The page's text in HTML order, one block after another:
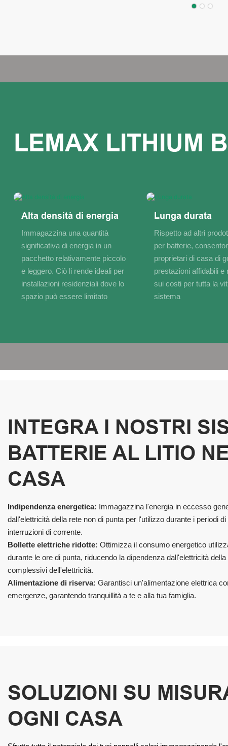
Alta densità di energia
Immagazzina una quantità
significativa di energia in un
pacchetto relativamente piccolo
e leggero. Ciò li rende ideali per
installazioni residenziali dove lo
spazio può essere limitato
Lunga durata
Rispetto ad altri
per batterie,
proprietari di casa di
prestazioni affidabili e
sui costi per tutta la
sistema
INTEGRA I NOSTRI
BATTERIE AL LITIO
CASA
Indipendenza energetica: Immagazzina l'energia in eccesso
dall'elettricità della rete non di punta per l'utilizzo durante i periodi
interruzioni di corrente.
Bollette elettriche ridotte: Ottimizza il consumo energetico
durante le ore di punta, riducendo la dipendenza dall'elettricità
complessivi dell'elettricità.
Alimentazione di riserva: Garantisci un'alimentazione elettrica
emergenze, garantendo tranquillità a te e alla tua famiglia.
SOLUZIONI SU
OGNI CASA